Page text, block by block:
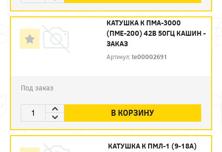
КАТУШКА К ПМА-3000
(ПМЕ-200) 42В 50ГЦ КАШИН -
ЗАКАЗ
Артикул:te00002691
Под заказ
В КОРЗИНУ
КАТУШКА К ПМЛ-1 (9-18А)